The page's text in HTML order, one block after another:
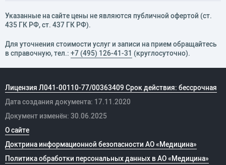
Указанные на сайте цены не являются публичной офертой (ст.
435 ГК РФ, cт. 437 ГК РФ).
Для уточнения стоимости услуг и записи на прием обращайтесь
в справочную, тел.: +7 (495) 126-41-31 (круглосуточно).
Лицензия Л041-00110-77/00363409 Срок действия: бессрочная
Дата создания документа: 17.11.2020
Документ изменён: 30.06.2025
О сайте
Доктрина информационной безопасности АО «Медицина»
Политика обработки персональных данных в АО «Медицина»